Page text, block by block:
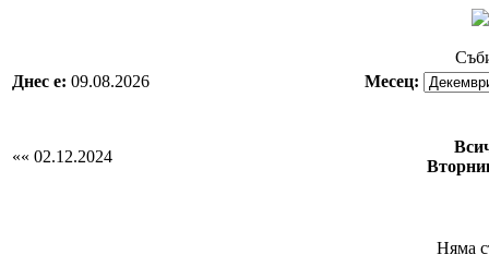
Днес е: 09.08.2026 Месец:
«« 02.12.2024
Няма